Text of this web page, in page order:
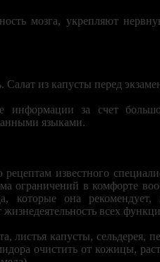
мозга, укрепляют
Салат из капусты перед
информации за счет
языками.
рецептам известного
ограничений в комфорте
которые она
всех
листья капусты,
очистить от кожицы,